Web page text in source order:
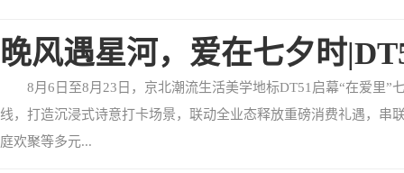
晚风遇星河，爱在七夕时
8月6日至8月23日，京北潮流生活美学地标DT51启幕“在爱里
线，打造沉浸式诗意打卡场景，联动全业态释放重磅消费礼遇，串
庭欢聚等多元...